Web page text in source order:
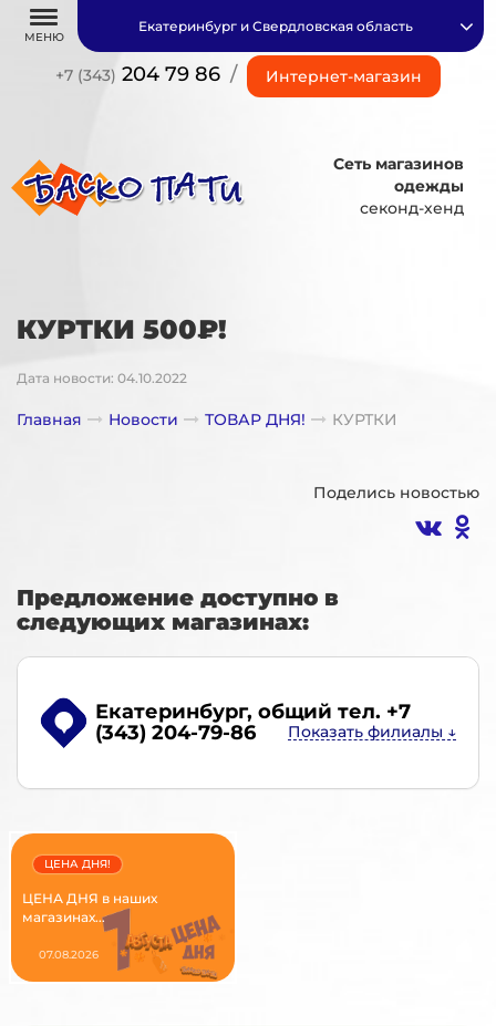
МЕНЮ
+7 (343) 204 79 86 / Интернет-магазин
Екатеринбург и Свердловская область
Сеть магазинов
одежды
секонд-хенд
КУРТКИ 500₽!
Дата новости: 04.10.2022
Главная Новости ТОВАР ДНЯ! КУРТКИ
Поделись новостью
Предложение доступно в
следующих магазинах:
Екатеринбург, общий тел. +7
(343) 204-79-86
ЦЕНА ДНЯ в наших
магазинах...
ЦЕНА ДНЯ!
07.08.2026